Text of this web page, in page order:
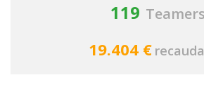
119 Teamers
19.404 €